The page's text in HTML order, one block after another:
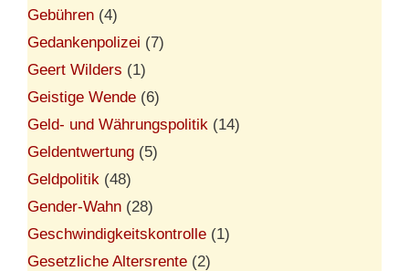
Gebühren (4)
Gedankenpolizei (7)
Geert Wilders (1)
Geistige Wende (6)
Geld- und Währungspolitik (14)
Geldentwertung (5)
Geldpolitik (48)
Gender-Wahn (28)
Geschwindigkeitskontrolle (1)
Gesetzliche Altersrente (2)